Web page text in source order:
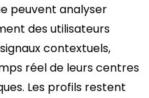
peuvent analyser
des utilisateurs
contextuels,
réel de leurs centres
Les profils restent